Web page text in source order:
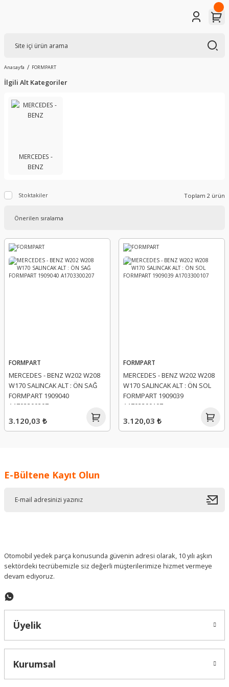
Anasayfa FORMPART
İlgili Alt Kategoriler
MERCEDES -
BENZ
Stoktakiler Toplam 2 ürün
FORMPART
MERCEDES - BENZ W202 W208
W170 SALINCAK ALT : ÖN SAĞ
FORMPART 1909040
A1703300207
3.120,03 ₺
FORMPART
MERCEDES - BENZ W202 W208
W170 SALINCAK ALT : ÖN SOL
FORMPART 1909039
A1703300107
3.120,03 ₺
E-Bültene Kayıt Olun
Otomobil yedek parça konusunda güvenin adresi olarak, 10 yılı aşkın
sektördeki tecrübemizle siz değerli müşterilerimize hizmet vermeye
devam ediyoruz.
Üyelik
Kurumsal